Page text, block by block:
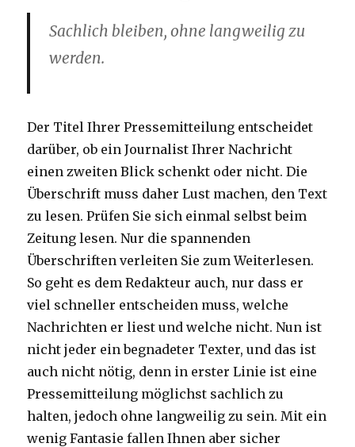
Sachlich bleiben, ohne langweilig zu
werden.
Der Titel Ihrer Pressemitteilung entscheidet
darüber, ob ein Journalist Ihrer Nachricht
einen zweiten Blick schenkt oder nicht. Die
Überschrift muss daher Lust machen, den Text
zu lesen. Prüfen Sie sich einmal selbst beim
Zeitung lesen. Nur die spannenden
Überschriften verleiten Sie zum Weiterlesen.
So geht es dem Redakteur auch, nur dass er
viel schneller entscheiden muss, welche
Nachrichten er liest und welche nicht. Nun ist
nicht jeder ein begnadeter Texter, und das ist
auch nicht nötig, denn in erster Linie ist eine
Pressemitteilung möglichst sachlich zu
halten, jedoch ohne langweilig zu sein. Mit ein
wenig Fantasie fallen Ihnen aber sicher